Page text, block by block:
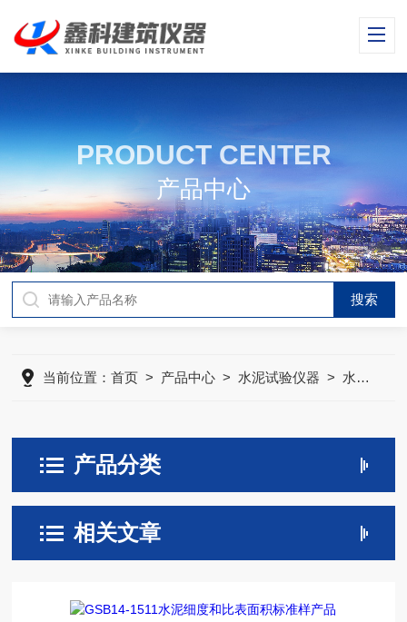
PRODUCT CENTER
产品中心
当前位置：首页 > 产品中心 > 水泥试验仪器 > 水泥细度和比表面积标准样
产品分类
相关文章